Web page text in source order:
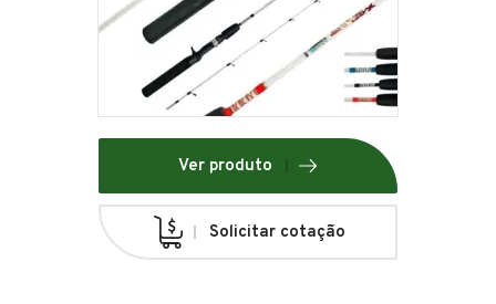
Ver produto
Solicitar cotação